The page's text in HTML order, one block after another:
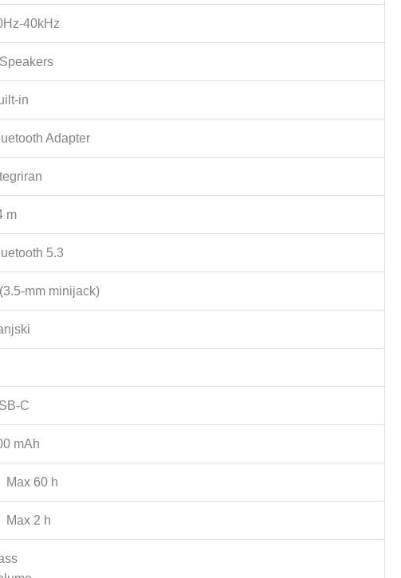
40kHz
in
Adapter
m
5.3
mm minijack)
C
mAh
Max 60 h
Max 2 h